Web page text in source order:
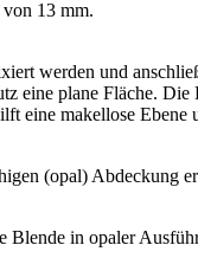
13 mm.
werden und
eine plane Fläche.
eine makellose Ebene
(opal) Abdeckung
Blende in opaler